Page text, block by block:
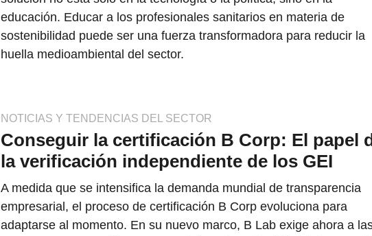
educación. Educar a los profesionales sanitarios en materia de
sostenibilidad puede ser una fuerza transformadora para reducir la
huella medioambiental del sector.
NOTICIAS Y TENDENCIAS DEL SECTOR
Conseguir la certificación B Corp: El papel
la verificación independiente de los GEI
A medida que se intensifica la demanda mundial de transparencia
empresarial, el proceso de certificación B Corp evoluciona para
adaptarse al momento. En su nuevo marco, B Lab exige ahora a